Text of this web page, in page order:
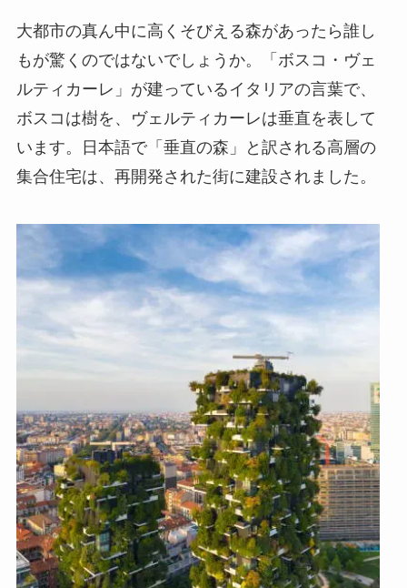
大都市の真ん中に高くそびえる森があったら誰し
もが驚くのではないでしょうか。「ボスコ・ヴェ
ルティカーレ」が建っているイタリアの言葉で、
ボスコは樹を、ヴェルティカーレは垂直を表して
います。日本語で「垂直の森」と訳される高層の
集合住宅は、再開発された街に建設されました。